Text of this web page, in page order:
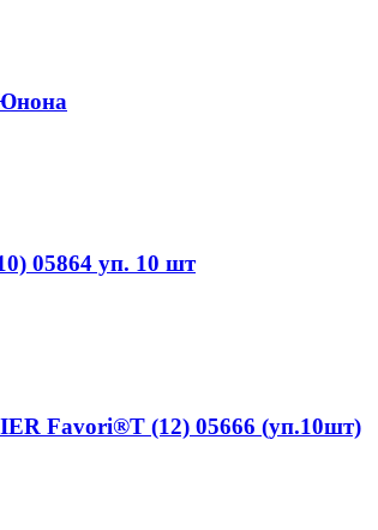
05864 уп. 10 шт
Favori®T (12) 05666 (уп.10шт)